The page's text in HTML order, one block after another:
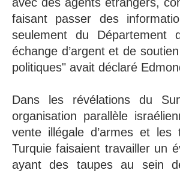
faisant passer des
seulement du Département
échange d’argent et de
politiques" avait déclaré
Dans les révélations du
organisation parallèle
vente illégale d’armes et
Turquie faisaient travailler un
ayant des taupes au sein